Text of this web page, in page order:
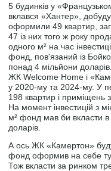
5 будинків у
вклався «Хантер»,
оформили 49 квартир,
47 із них того ж року
одного м² на час
фонд, пов'язаний із
понад 4 мільйони доларів.
ЖК Welcome Home і
у 2020-му та 2024-му. У
198 квартир і
На момент інвестицій з
м² фонд мав би вкласти в
доларів.
А ось ЖК «Камертон»
фонд оформив на себе
Тож вкласти за ринком